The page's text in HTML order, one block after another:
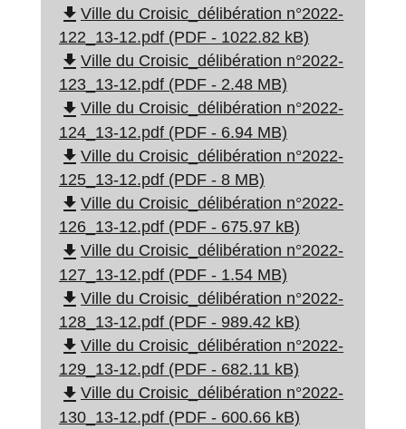
file_download Ville du Croisic_délibération n°2022-
122_13-12.pdf (PDF - 1022.82 kB)
file_download Ville du Croisic_délibération n°2022-
123_13-12.pdf (PDF - 2.48 MB)
file_download Ville du Croisic_délibération n°2022-
124_13-12.pdf (PDF - 6.94 MB)
file_download Ville du Croisic_délibération n°2022-
125_13-12.pdf (PDF - 8 MB)
file_download Ville du Croisic_délibération n°2022-
126_13-12.pdf (PDF - 675.97 kB)
file_download Ville du Croisic_délibération n°2022-
127_13-12.pdf (PDF - 1.54 MB)
file_download Ville du Croisic_délibération n°2022-
128_13-12.pdf (PDF - 989.42 kB)
file_download Ville du Croisic_délibération n°2022-
129_13-12.pdf (PDF - 682.11 kB)
file_download Ville du Croisic_délibération n°2022-
130_13-12.pdf (PDF - 600.66 kB)